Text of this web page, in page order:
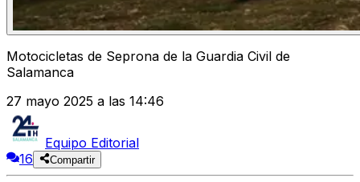
Motocicletas de Seprona de la Guardia Civil de
Salamanca
27 mayo 2025 a las 14:46
Equipo Editorial
16
Compartir